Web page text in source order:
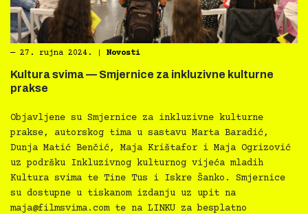
― 27. rujna 2024. Novosti
Kultura svima — Smjernice za inkluzivne kulturne
prakse
Objavljene su Smjernice za inkluzivne kulturne
prakse, autorskog tima u sastavu Marta Baradić,
Dunja Matić Benčić, Maja Krištafor i Maja Ogrizović
uz podršku Inkluzivnog kulturnog vijeća mladih
Kultura svima te Tine Tus i Iskre Šanko. Smjernice
su dostupne u tiskanom izdanju uz upit na
maja@filmsvima.comte na LINKU za besplatno